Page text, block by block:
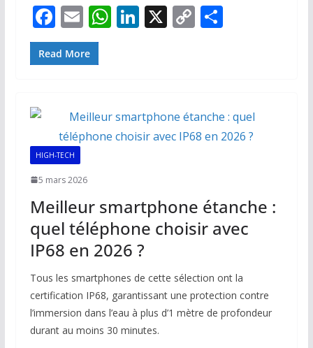
F
ac
e
o
k
E
m
ai
W
h
p
p
Li
n
dI
n
X C
o
n
k
P
Read More
HIGH-TECH
5 mars 2026
Meilleur smartphone étanche :
quel téléphone choisir avec
IP68 en 2026 ?
Tous les smartphones de cette sélection ont la
certification IP68, garantissant une protection contre
l’immersion dans l’eau à plus d’1 mètre de profondeur
durant au moins 30 minutes.